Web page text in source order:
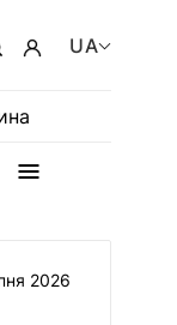
UA
2026